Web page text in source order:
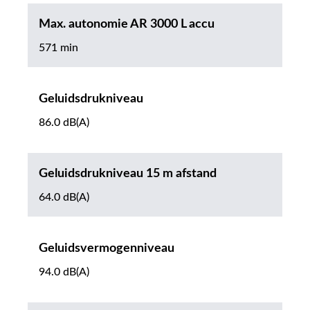
Max. autonomie AR 3000 L accu
571 min
Geluidsdrukniveau
86.0 dB(A)
Geluidsdrukniveau 15 m afstand
64.0 dB(A)
Geluidsvermogenniveau
94.0 dB(A)